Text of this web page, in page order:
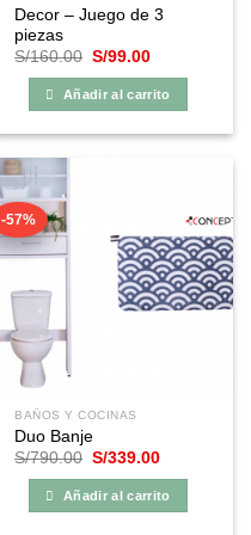
Decor – Juego de 3
piezas
S/160.00 El
original
era:
S/99.00El
actual
es:
Añadir al carrito
-57%
BAÑOS Y COCINAS
Duo Banje
S/790.00 El
original
era:
S/339.00El
actual
es:
Añadir al carrito